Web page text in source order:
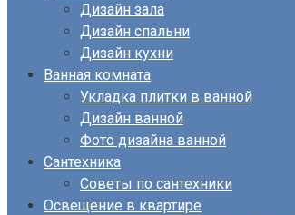
Дизайн зала
Дизайн спальни
Дизайн кухни
Ванная комната
Укладка плитки в ванной
Дизайн ванной
Фото дизайна ванной
Сантехника
Советы по сантехники
Освещение в квартире